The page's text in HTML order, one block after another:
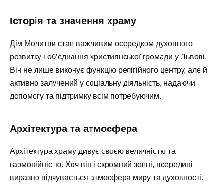
Історія та значення храму
Дім Молитви став важливим осередком духовного
розвитку і об’єднання християнської громади у Львові.
Він не лише виконує функцію релігійного центру, але й
активно залучений у соціальну діяльність, надаючи
допомогу та підтримку всім потребуючим.
Архітектура та атмосфера
Архітектура храму дивує своєю величністю та
гармонійністю. Хоч він і скромний зовні, всередині
виразно відчувається атмосфера миру та духовності.